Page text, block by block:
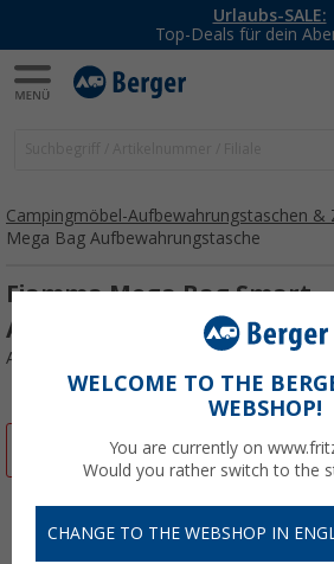
Deals für dein Abenteuer!
Campingmöbel-Aufbewahrungstaschen &
Mega Bag Aufbewahrungstasche
Fiamma Mega Bag Smart
Aufbewahrungstasche 150
Art.-Nr.: 526540
WELCOME TO THE
WEBSHOP!
You are currently on
Would you rather switch to the
CHANGE TO THE WEBSHOP IN